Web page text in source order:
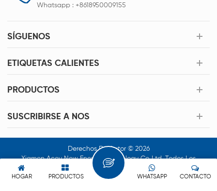
Whatsapp : +8618950009155
SÍGUENOS
ETIQUETAS CALIENTES
PRODUCTOS
SUSCRIBIRSE A NOS
Derechos De Autor © 2026
Xiamen Acey New Energy Technology Co.,Ltd. Todos Los
Derechos Reservados.
HOGAR PRODUCTOS CONTACTO
WHATSAPP